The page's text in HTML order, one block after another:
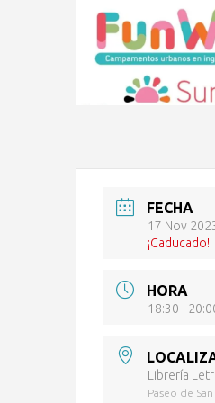
FECHA
17 Nov
¡Caducado!
HORA
18:30 -
Librería
Paseo de